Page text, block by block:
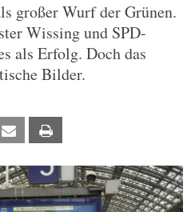
großer Wurf der Grünen.
Wissing und SPD-
als Erfolg. Doch das
Bilder.
Email